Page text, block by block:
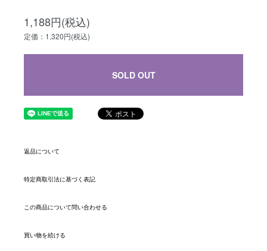
1,188円(税込)
定価：1,320円(税込)
SOLD OUT
返品について
特定商取引法に基づく表記
この商品について問い合わせる
買い物を続ける